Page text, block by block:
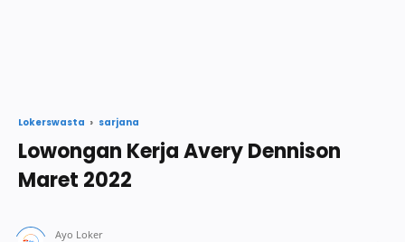
Lokerswasta sarjana
Lowongan Kerja Avery Dennison
Maret 2022